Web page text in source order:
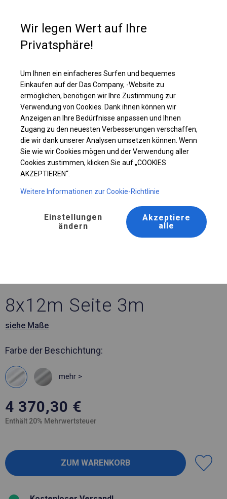
Ganzjährig geöffnete Zelthalle | 8x12 m
8x12m Seite 3m
siehe Maße
Farbe der Beschichtung:
mehr >
4 370,30 €
Enthält 20% Mehrwertsteuer
Wir legen Wert auf Ihre
Privatsphäre!
Um Ihnen ein einfacheres Surfen und bequemes
Einkaufen auf der Das Company, -Website zu
ermöglichen, benötigen wir Ihre Zustimmung zur
Verwendung von Cookies. Dank ihnen können wir
Anzeigen an Ihre Bedürfnisse anpassen und Ihnen
Zugang zu den neuesten Verbesserungen verschaffen,
die wir dank unserer Analysen umsetzen können. Wenn
Sie wie wir Cookies mögen und der Verwendung aller
Cookies zustimmen, klicken Sie auf „COOKIES
AKZEPTIEREN“.
Weitere Informationen zur Cookie-Richtlinie
Einstellungen
ändern
Akzeptiere
alle